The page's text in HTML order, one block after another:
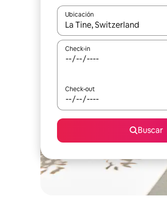
Ubicación
Cuando los resultados estén
Check-in
Check-out
Buscar